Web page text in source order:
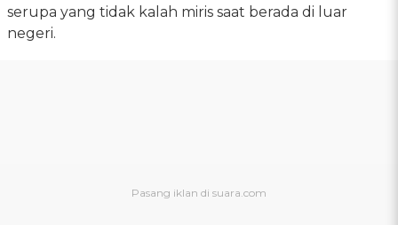
serupa yang tidak kalah miris saat berada di luar
negeri.